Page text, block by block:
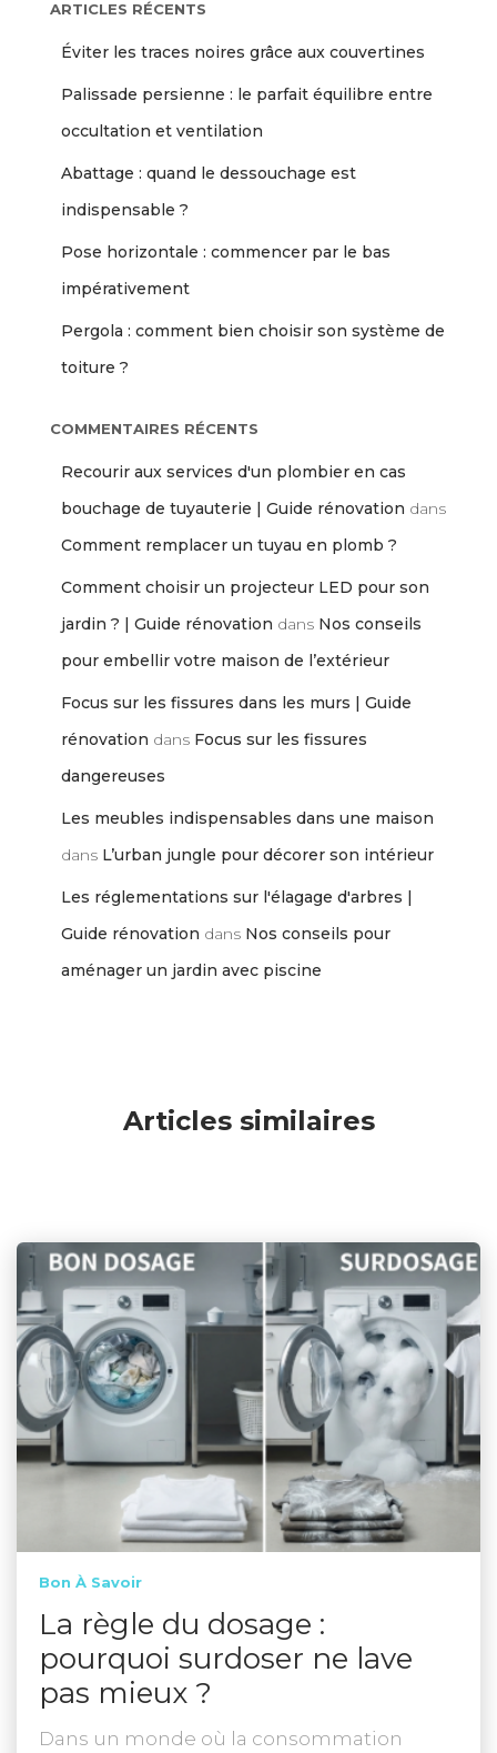
ARTICLES RÉCENTS
Éviter les traces noires grâce aux couvertines
Palissade persienne : le parfait équilibre entre
occultation et ventilation
Abattage : quand le dessouchage est
indispensable ?
Pose horizontale : commencer par le bas
impérativement
Pergola : comment bien choisir son système de
toiture ?
COMMENTAIRES RÉCENTS
Recourir aux services d'un plombier en cas
bouchage de tuyauterie | Guide rénovation dans
Comment remplacer un tuyau en plomb ?
Comment choisir un projecteur LED pour son
jardin ? | Guide rénovation dans Nos conseils
pour embellir votre maison de l’extérieur
Focus sur les fissures dans les murs | Guide
rénovation dans Focus sur les fissures
dangereuses
Les meubles indispensables dans une maison
dans L’urban jungle pour décorer son intérieur
Les réglementations sur l'élagage d'arbres |
Guide rénovation dans Nos conseils pour
aménager un jardin avec piscine
Articles similaires
Bon À Savoir
La règle du dosage :
pourquoi surdoser ne lave
pas mieux ?
Dans un monde où la consommation